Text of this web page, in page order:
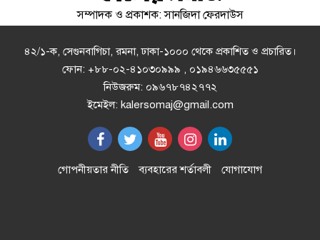
ক্রিসেনট জুট মিলে ফিড কারখানা চালু
মান্দায় চাঁদা না পেয়ে পুকুরে বিষ
প্রয়োগ"প্রায় ৮ লক্ষ টাকার মাছ নিধনের
স্বাস্থ্যসেবায় কক্সবাজারের নতুন দিগন্ত
সম্পাদক ও প্রকাশক: সানজিদা ফেরদাউস
৪২/১-ক, সেগুনবাগিচা, রমনা, ঢাকা-১০০০ থেকে প্রকাশিত ও প্রচারিত।
ফোন: +৮৮-০২-৪১০৩০৯৯৯ , ০১৯৪৬৬৩৫৫৫১
নিউজরুম: ০৯৬৭৮৭৪২৭৭২
ইমেইল: kalersomaj@gmail.com
গোপনীয়তার নীতি ব্যবহারের শর্তাবলী যোগাযোগ